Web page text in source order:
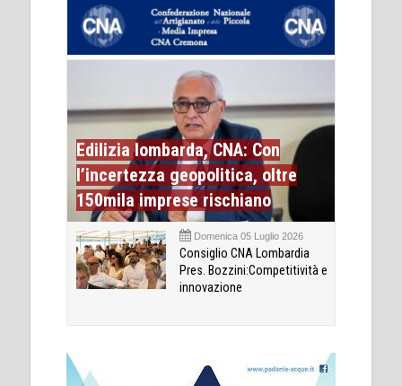
Edilizia lombarda, CNA: Con
l’incertezza geopolitica, oltre
150mila imprese rischiano
Domenica 05 Luglio 2026
Consiglio CNA Lombardia
Pres. Bozzini:Competitività e
innovazione